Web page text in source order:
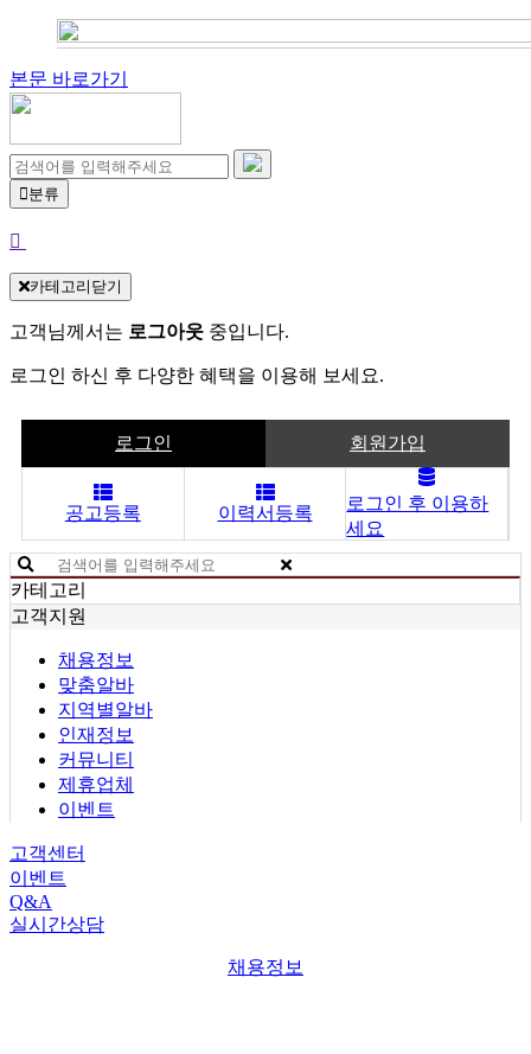
본문 바로가기
분류
카테고리닫기
고객님께서는 로그아웃 중입니다.
로그인 하신 후 다양한 혜택을 이용해 보세요.
로그인 회원가입
공고등록 이력서등록
로그인 후 이용하
세요
카테고리
고객지원
채용정보
맞춤알바
지역별알바
인재정보
커뮤니티
제휴업체
이벤트
고객센터
이벤트
Q&A
실시간상담
채용정보